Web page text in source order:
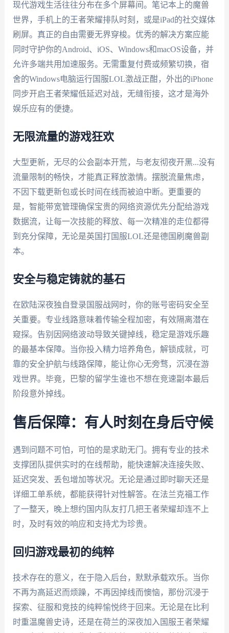
现代游戏生活往往分布在多个屏幕间。笔记本上的魔兽
世界，手机上的王者荣耀排队时刻，或是iPad的社交媒体
刷屏。真正的自由需要无界穿梭。优秀的解决方案应能
同时守护你的Android、iOS、Windows和macOS设备，并
允许多端共用加速服务。无需重复付费或频繁切换，宿
舍的Windows电脑运行国服LOL激战正酣，外出的iPhone
同步开启王者荣耀低延迟对战，无缝衔接，这才是海外
娱乐应有的便捷。
无限流量的游戏狂欢
大型更新，无尽的公会副本开荒，与老友彻夜开黑...没有
流量限制的畅快，才能真正释放激情。摆脱流量焦虑，
不因下载更新包或长时间在线而被迫中断。更重要的
是，智能带宽管理确保宝贵的网络资源优先分配给游戏
数据流，让每一次技能的释放、每一次精准的走位都得
到充分保障，无论是英国打国服LOL还是德国刷魔兽副
本。
安全与稳定铸就的基石
在欧陆深夜独自登录国服战网时，你的账号密码安全至
关重要。专业线路意味着传输全程加密，有效隔离潜在
窥探。告别因网络波动导致关键掉线，稳定是游戏乐趣
的最基本保障。当你投入精力培养角色，解锁成就，可
靠的安全护航与线路保障，能让你心无旁骛，沉浸在游
戏世界。毕竟，巴黎的留学生谁也不想在竞速副本最后
阶段意外掉线。
售后保障：有人时刻在身后守候
遇到问题不可怕，可怕的是求助无门。拥有专业的技术
支撑团队提供实时的在线帮助，能快速解决连接失败、
延迟突发、丢包增加等状况。无论是通过即时聊天还是
详细工单系统，都能获得针对性解答。在法兰克福工作
了一整天，晚上想约国内队友打几把王者荣耀却连不上
时，及时有效的响应和支持尤为珍贵。
回归游戏最初的纯粹
技术存在的意义，在于隐入后台，默默承载欢乐。当你
不再为高延迟而烦躁，不再因掉线而懊恼，那份沉浸于
探索、征服和竞技的纯粹愉悦终于回来。无论是在比利
时重温魔兽史诗，还是在荷兰的深夜加入国服王者荣耀